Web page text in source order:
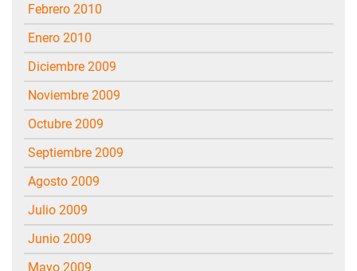
febrero 2010
enero 2010
diciembre 2009
noviembre 2009
octubre 2009
septiembre 2009
agosto 2009
julio 2009
junio 2009
mayo 2009